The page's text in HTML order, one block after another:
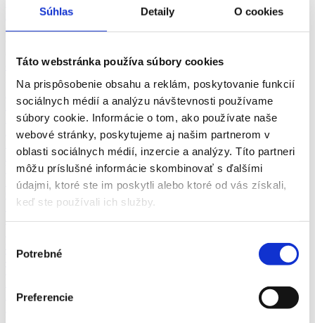
Súhlas Detaily O cookies
Táto webstránka používa súbory cookies
Na prispôsobenie obsahu a reklám, poskytovanie funkcií
sociálnych médií a analýzu návštevnosti používame
súbory cookie. Informácie o tom, ako používate naše
webové stránky, poskytujeme aj našim partnerom v
oblasti sociálnych médií, inzercie a analýzy. Títo partneri
môžu príslušné informácie skombinovať s ďalšími
údajmi, ktoré ste im poskytli alebo ktoré od vás získali,
keď ste používali ich služby.
súhlasu
Potrebné
Preferencie
recruiter Ďalšie štítky »
okres BratislavaOdbory
okres Bratislavazkrácený úvazek >
Pozor chyba!
Adresa pracoviště
Doprava a zásobovanie (2)
Ekonomika (1)
Remeselné a pomocné práce (2)
Administratíva (2)
Bankovníctvo a poisťovníctvo (2)
Management (2)
Výroba a priemysel (1)
Informačné technológie (1)
Obchod a predaj (10)
Služby (2)
Automobilový priemysel
Technika, elektrotechnika, energetika
Bezpečnosť